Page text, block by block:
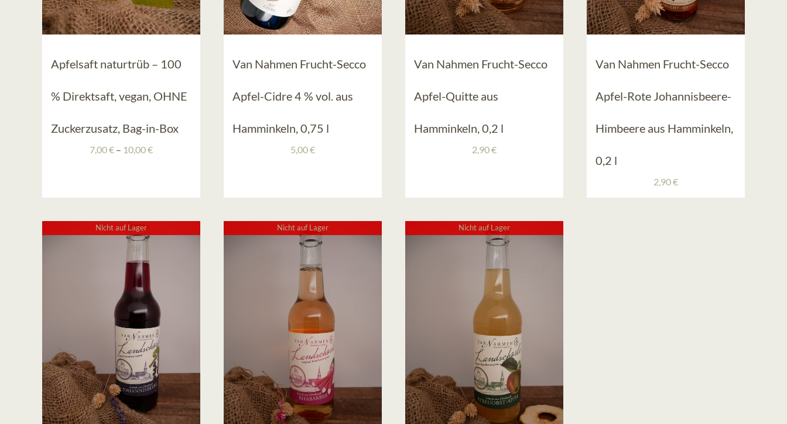
Apfelsaft naturtrüb – 100
% Direktsaft, vegan, OHNE
Zuckerzusatz, Bag-in-Box
7,00€ – 10,00€Preisspanne:
Van Nahmen Frucht-Secco
Apfel-Cidre 4 % vol. aus
Hamminkeln, 0,75 l
5,00€
Van Nahmen Frucht-Secco
Apfel-Quitte aus
Hamminkeln, 0,2 l
2,90€
Van Nahmen Frucht-Secco
Apfel-Rote Johannisbeere-
Himbeere aus Hamminkeln,
0,2 l
2,90€
Nicht auf Lager Nicht auf Lager Nicht auf Lager